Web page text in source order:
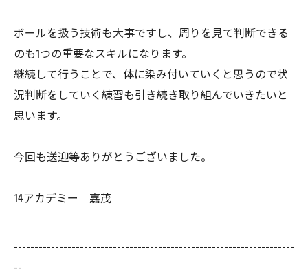
ボールを扱う技術も大事ですし、周りを見て判断できる
のも1つの重要なスキルになります。
継続して行うことで、体に染み付いていくと思うので状
況判断をしていく練習も引き続き取り組んでいきたいと
思います。
今回も送迎等ありがとうございました。
14アカデミー 嘉茂
--------------------------------------------------------------------
--